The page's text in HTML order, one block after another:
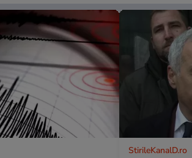
StirileKanalD.ro